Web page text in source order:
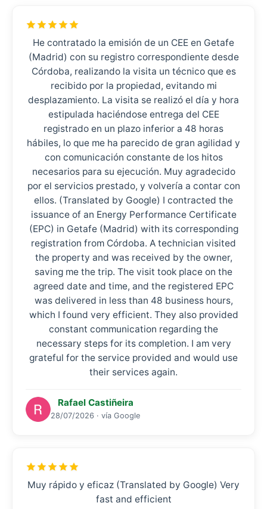
He contratado la emisión de un CEE en Getafe
(Madrid) con su registro correspondiente desde
Córdoba, realizando la visita un técnico que es
recibido por la propiedad, evitando mi
desplazamiento. La visita se realizó el día y hora
estipulada haciéndose entrega del CEE
registrado en un plazo inferior a 48 horas
hábiles, lo que me ha parecido de gran agilidad y
con comunicación constante de los hitos
necesarios para su ejecución. Muy agradecido
por el servicios prestado, y volvería a contar con
ellos. (Translated by Google) I contracted the
issuance of an Energy Performance Certificate
(EPC) in Getafe (Madrid) with its corresponding
registration from Córdoba. A technician visited
the property and was received by the owner,
saving me the trip. The visit took place on the
agreed date and time, and the registered EPC
was delivered in less than 48 business hours,
which I found very efficient. They also provided
constant communication regarding the
necessary steps for its completion. I am very
grateful for the service provided and would use
their services again.
Rafael Castiñeira
28/07/2026 · vía Google
Muy rápido y eficaz (Translated by Google) Very
fast and efficient